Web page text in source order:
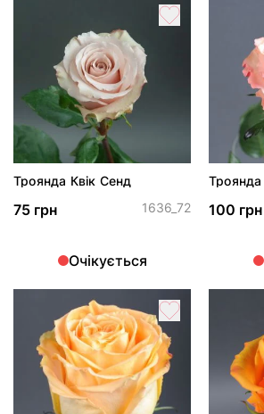
Троянда Квік Сенд
75 грн 1636_72
Очікується
100 грн